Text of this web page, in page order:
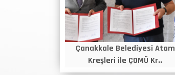
Çanakkale Belediyesi Atam
Kreşleri ile ÇOMÜ Kr..